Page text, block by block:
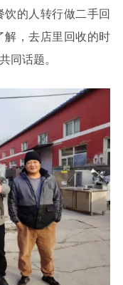
的人转行做二手回
，去店里回收的时
同话题。